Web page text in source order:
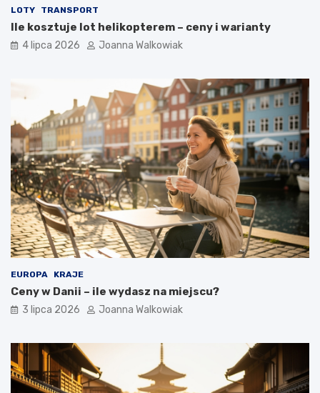
LOTY TRANSPORT
Ile kosztuje lot helikopterem – ceny i warianty
4 lipca 2026 Joanna Walkowiak
EUROPA KRAJE
Ceny w Danii – ile wydasz na miejscu?
3 lipca 2026 Joanna Walkowiak